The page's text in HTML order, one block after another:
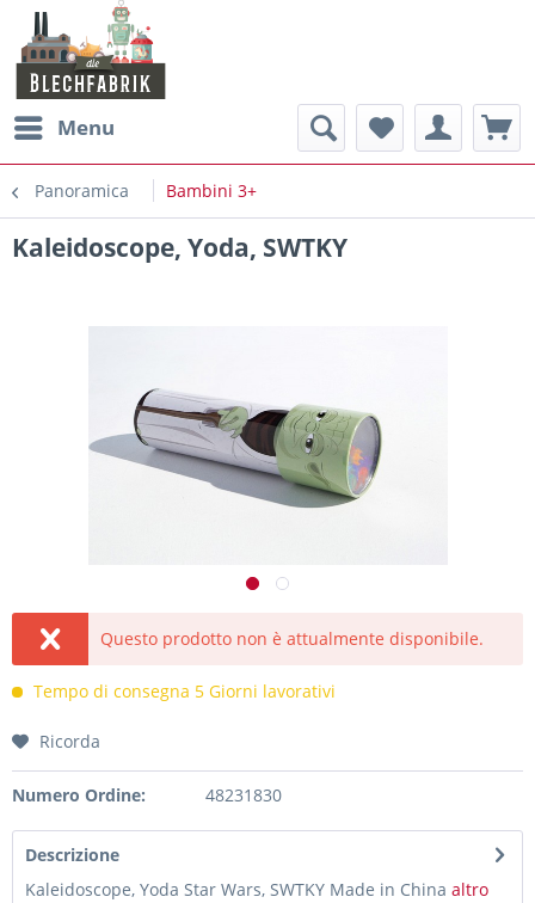
Menu
Panoramica Bambini 3+
Kaleidoscope, Yoda, SWTKY
Questo prodotto non è attualmente disponibile.
Tempo di consegna 5 Giorni lavorativi
Ricorda
Numero Ordine: 48231830
Descrizione
Kaleidoscope, Yoda Star Wars, SWTKY Made in China altro